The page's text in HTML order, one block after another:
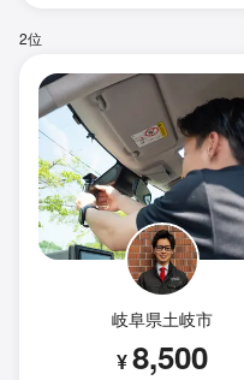
2位
岐阜県土岐市
¥8,500